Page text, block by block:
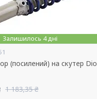
Залишилось 4 дні
(посилений) на скутер Dio
1 183,35 ₴